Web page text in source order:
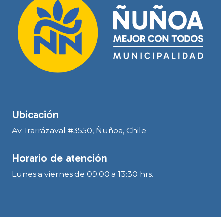
Ubicación
Av. Irarrázaval #3550, Ñuñoa, Chile
Horario de atención
Lunes a viernes de 09:00 a 13:30 hrs.